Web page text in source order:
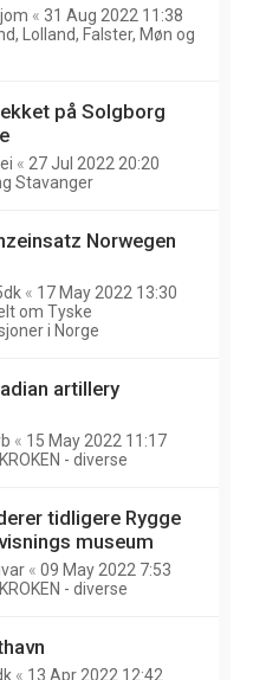
« 31 Aug 2022 11:38
Lolland, Falster, Møn og
på Solgborg
« 27 Jul 2022 20:20
Stavanger
Norwegen
« 17 May 2022 13:30
om Tyske
i Norge
artillery
« 15 May 2022 11:17
- diverse
tidligere Rygge
museum
« 09 May 2022 7:53
- diverse
« 13 Apr 2022 12:42